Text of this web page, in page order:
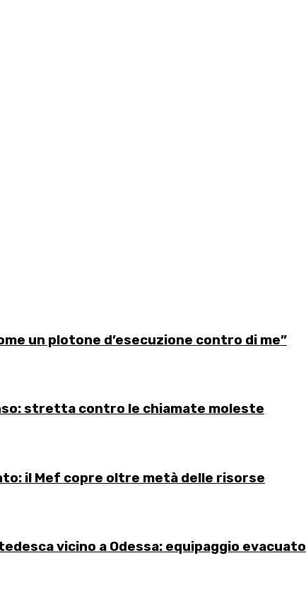
un plotone d’esecuzione contro di me”
stretta contro le chiamate moleste
il Mef copre oltre metà delle risorse
vicino a Odessa: equipaggio evacuato